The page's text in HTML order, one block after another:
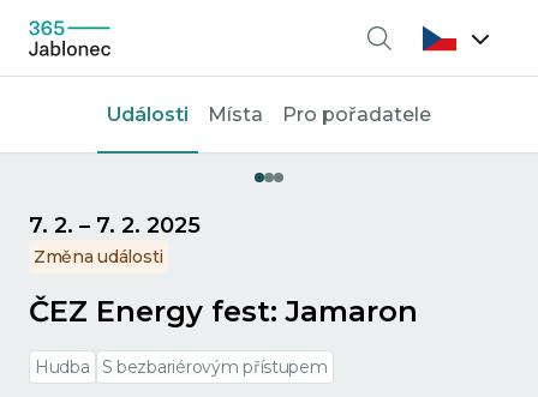
Vyhledávání
Události Místa Pro pořadatele
7. 2. – 7. 2. 2025
Změna události
ČEZ Energy fest: Jamaron
Hudba S bezbariérovým přístupem